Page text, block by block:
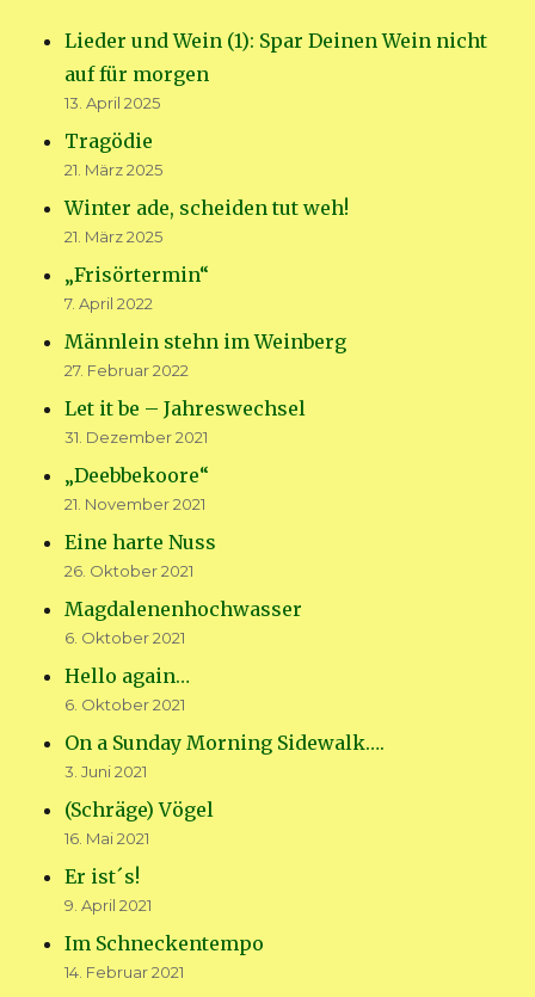
Lieder und Wein (1): Spar Deinen Wein nicht
auf für morgen
13. April 2025
Tragödie
21. März 2025
Winter ade, scheiden tut weh!
21. März 2025
„Frisörtermin“
7. April 2022
Männlein stehn im Weinberg
27. Februar 2022
Let it be – Jahreswechsel
31. Dezember 2021
„Deebbekoore“
21. November 2021
Eine harte Nuss
26. Oktober 2021
Magdalenenhochwasser
6. Oktober 2021
Hello again…
6. Oktober 2021
On a Sunday Morning Sidewalk….
3. Juni 2021
(Schräge) Vögel
16. Mai 2021
Er ist´s!
9. April 2021
Im Schneckentempo
14. Februar 2021